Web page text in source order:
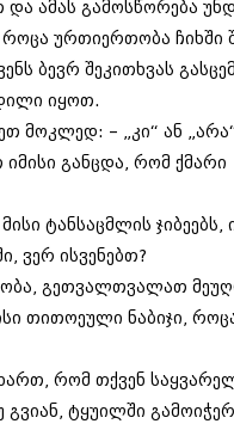
და ამას გამოსწორება
როცა ურთიერთობა ჩიხში
ბევრ შეკითხვას
იყოთ.
მოკლედ: – „კი“ ან
იმისი განცდა, რომ ქმარი
ტანსაცმლის ჯიბეებს,
ვერ ისვენებთ?
გეთვალთვალათ
თითოეული ნაბიჯი,
რომ თქვენ
გვიან, ტყუილში